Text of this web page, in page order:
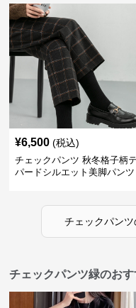
¥6,500 (税込)
チェックパンツ 秋冬格子柄
パードシルエット美脚パンツ
チェックパンツ
チェックパンツ緑のお